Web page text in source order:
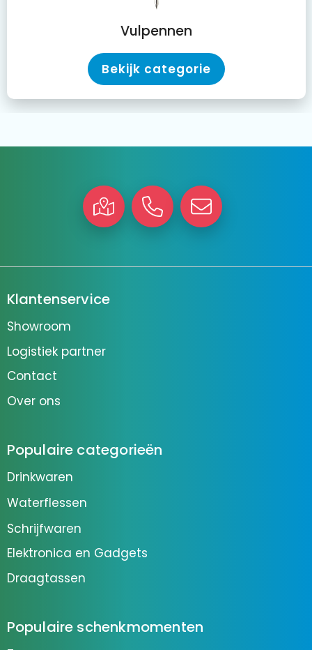
Vulpennen
Bekijk categorie
Klantenservice
Showroom
Logistiek partner
Contact
Over ons
Populaire categorieën
Drinkwaren
Waterflessen
Schrijfwaren
Elektronica en Gadgets
Draagtassen
Populaire schenkmomenten